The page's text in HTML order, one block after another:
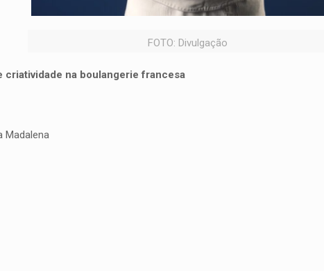
FOTO: Divulgação
na boulangerie francesa
Madalena